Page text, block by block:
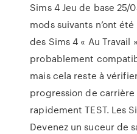
Sims 4 Jeu de base 25/
mods suivants n’ont
des Sims 4 « Au Travail
probablement
mais cela reste à
progression de
rapidement TEST. Les
Devenez un suceur de